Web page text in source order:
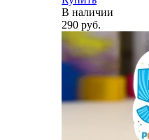
В наличии
290 руб.